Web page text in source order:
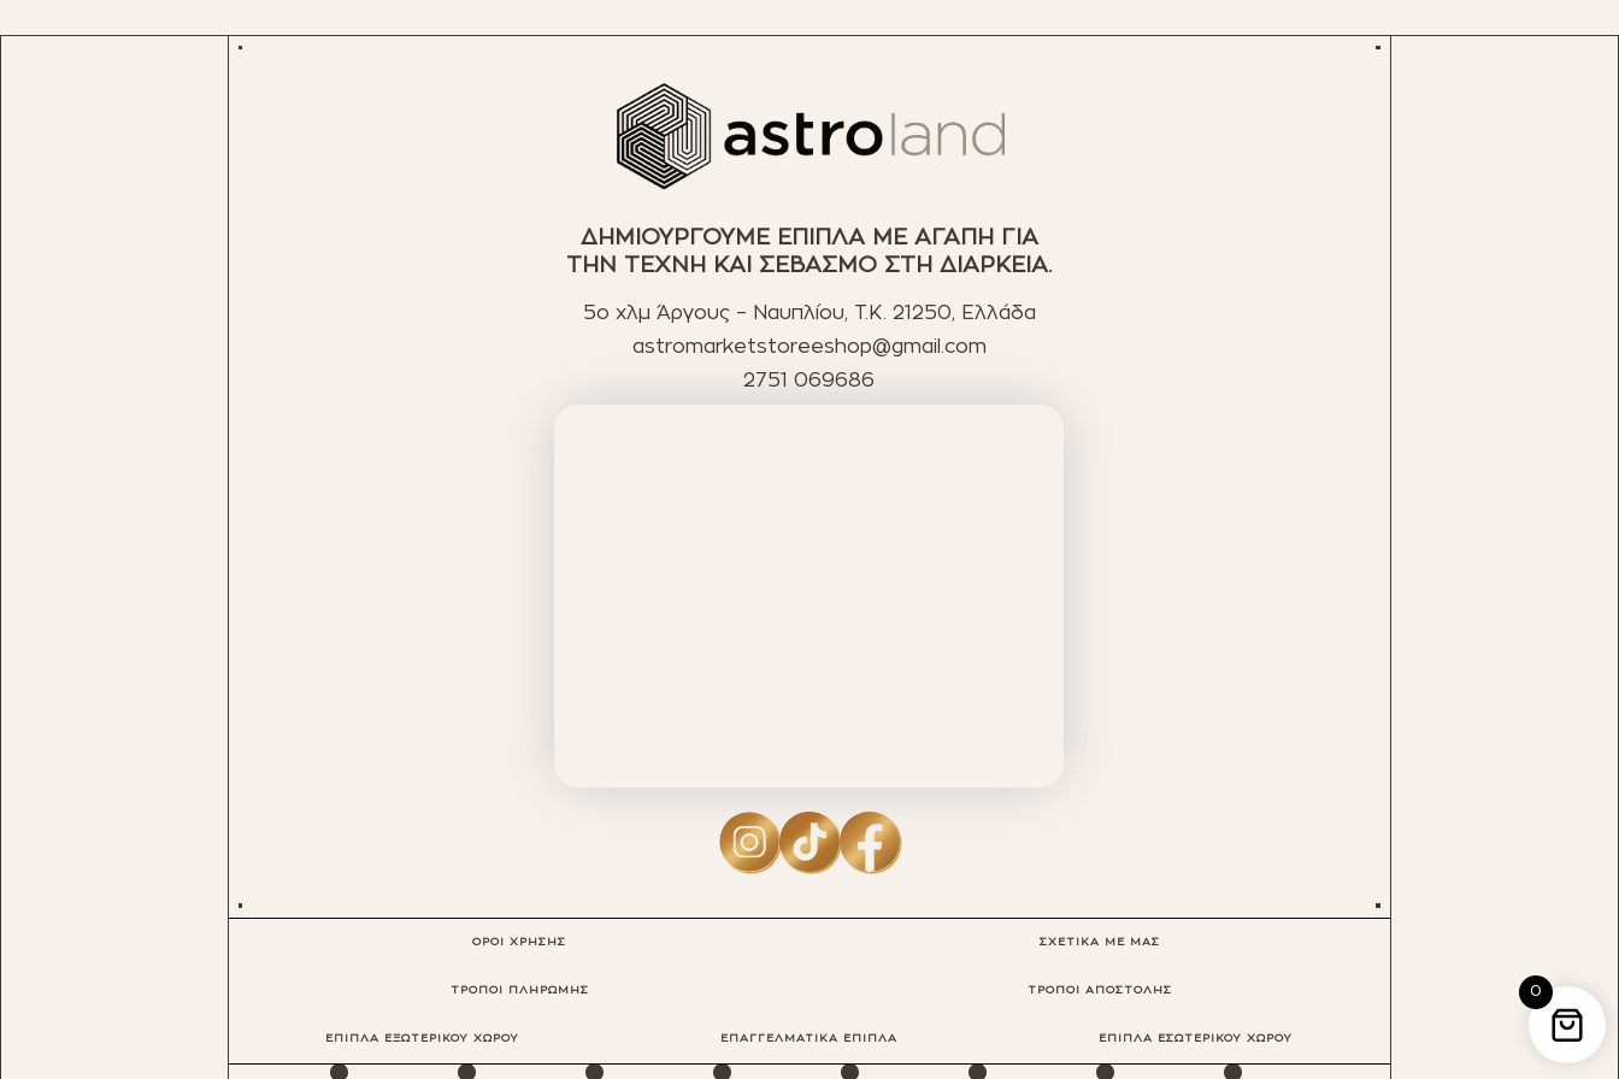
ΔΗΜΙΟΥΡΓΟΥΜΕ ΕΠΙΠΛΑ ΜΕ ΑΓΑΠΗ ΓΙΑ
ΤΗΝ ΤΕΧΝΗ ΚΑΙ ΣΕΒΑΣΜΟ ΣΤΗ ΔΙΑΡΚΕΙΑ.
5ο χλμ Άργους – Ναυπλίου, T.K. 21250, Ελλάδα
astromarketstoreeshop@gmail.com
2751 069686
ΟΡΟΙ ΧΡΗΣΗΣ ΣΧΕΤΙΚΑ ΜΕ ΜΑΣ
ΤΡΟΠΟΙ ΠΛΗΡΩΜΗΣ ΤΡΟΠΟΙ ΑΠΟΣΤΟΛΗΣ
ΕΠΙΠΛΑ ΕΞΩΤΕΡΙΚΟΥ ΧΩΡΟΥ ΕΠΑΓΓΕΛΜΑΤΙΚΑ ΕΠΙΠΛΑ ΕΠΙΠΛΑ ΕΣΩΤΕΡΙΚΟΥ ΧΩΡΟΥ
0